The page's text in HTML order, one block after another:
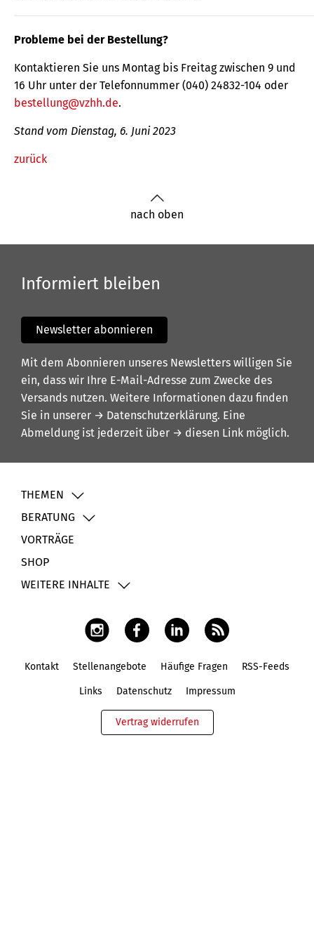
Probleme bei der Bestellung?
Kontaktieren Sie uns Montag bis Freitag zwischen 9 und
16 Uhr unter der Telefonnummer (040) 24832-104 oder
bestellung@vzhh.de.
Stand vom Dienstag, 6. Juni 2023
zurück
nach oben
Informiert bleiben
Newsletter abonnieren
Mit dem Abonnieren unseres Newsletters willigen Sie
ein, dass wir Ihre E-Mail-Adresse zum Zwecke des
Versands nutzen. Weitere Informationen dazu finden
Sie in unserer → Datenschutzerklärung. Eine
Abmeldung ist jederzeit über → diesen Link möglich.
THEMEN
BERATUNG
VORTRÄGE
SHOP
WEITERE INHALTE
Kontakt Stellenangebote Häufige Fragen RSS-Feeds
Links Datenschutz Impressum
Vertrag widerrufen